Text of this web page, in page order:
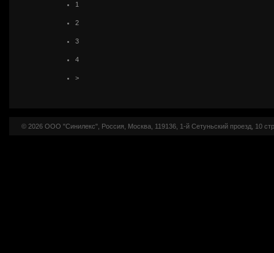
1
2
3
4
>
© 2026 ООО "Синилекс", Россия, Москва, 119136, 1-й Сетуньский проезд, 10